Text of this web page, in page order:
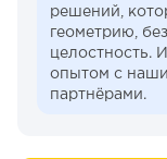
решений,
геометрию,
целостность.
опытом с
партнёрами.